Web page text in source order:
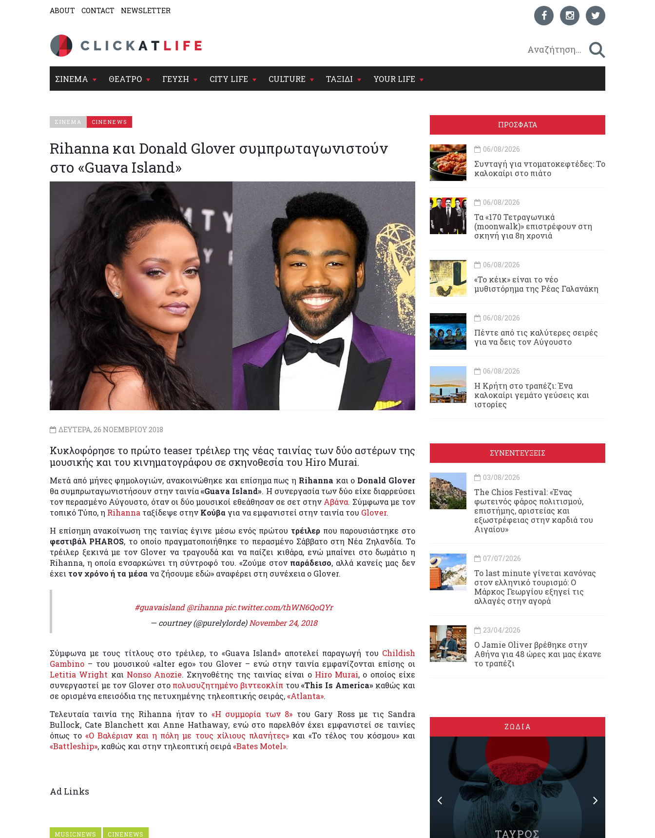
ABOUT CONTACT NEWSLETTER
ΣΙΝΕΜΑ ΘΕΑΤΡΟ ΓΕΥΣΗ CITY LIFE CULTURE ΤΑΞΙΔΙ YOUR LIFE
ΣΙΝΕΜΑ CINENEWS
Rihanna και Donald Glover συμπρωταγωνιστούν
στο «Guava Island»
ΔΕΥΤΕΡΑ, 26 ΝΟΕΜΒΡΙΟΥ 2018
Κυκλοφόρησε το πρώτο teaser τρέιλερ της νέας ταινίας των δύο αστέρων της
μουσικής και του κινηματογράφου σε σκηνοθεσία του Hiro Murai.
Μετά από μήνες φημολογιών, ανακοινώθηκε και επίσημα πως η Rihanna και ο Donald Glover
θα συμπρωταγωνιστήσουν στην ταινία«Guava Island». Η συνεργασία των δύο είχε διαρρεύσει
τον περασμένο Αύγουστο, όταν οι δύο μουσικοί εθεάθησαν σε σετ στην Αβάνα. Σύμφωνα με τον
τοπικό Τύπο, η Rihanna ταξίδεψε στην Κούβα για να εμφανιστεί στην ταινία του Glover.
Η επίσημη ανακοίνωση της ταινίας έγινε μέσω ενός πρώτου τρέιλερ που παρουσιάστηκε στο
φεστιβάλ PHAROS, το οποίο πραγματοποιήθηκε το περασμένο Σάββατο στη Νέα Ζηλανδία. Το
τρέιλερ ξεκινά με τον Glover να τραγουδά και να παίζει κιθάρα, ενώ μπαίνει στο δωμάτιο η
Rihanna, η οποία ενσαρκώνει τη σύντροφό του. «Ζούμε στον παράδεισο, αλλά κανείς μας δεν
έχει τον χρόνο ή τα μέσα να ζήσουμε εδώ» αναφέρει στη συνέχεια ο Glover.
#guavaisland @rihanna pic.twitter.com/thWN6QoQYr
— courtney (@purelylorde) November 24, 2018
Σύμφωνα με τους τίτλους στο τρέιλερ, το «Guava Island» αποτελεί παραγωγή του Childish
Gambino – του μουσικού «alter ego» του Glover – ενώ στην ταινία εμφανίζονται επίσης οι
Letitia Wright και Nonso Anozie. Σκηνοθέτης της ταινίας είναι ο Hiro Murai, ο οποίος είχε
συνεργαστεί με τον Glover στο πολυσυζητημένο βιντεοκλίπ του«This Is America»καθώς και
σε ορισμένα επεισόδια της πετυχημένης τηλεοπτικής σειράς,«Atlanta».
Τελευταία ταινία της Rihanna ήταν το «Η συμμορία των 8» του Gary Ross με τις Sandra
Bullock, Cate Blanchett και Anne Hathaway, ενώ στο παρελθόν έχει εμφανιστεί σε ταινίες
όπως το«Ο Βαλέριαν και η πόλη με τους χίλιους πλανήτες»και «Το τέλος του κόσμου» και
«Battleship», καθώς και στην τηλεοπτική σειρά«Bates Motel».
Ad Links
MUSICNEWS CINENEWS
ΠΡΟΣΦΑΤΑ
06/08/2026
Συνταγή για ντοματοκεφτέδες: Το
καλοκαίρι στο πιάτο
06/08/2026
Τα «170 Τετραγωνικά
(moonwalk)» επιστρέφουν στη
σκηνή για 8η χρονιά
06/08/2026
«Το κέικ» είναι το νέο
μυθιστόρημα της Ρέας Γαλανάκη
06/08/2026
Πέντε από τις καλύτερες σειρές
για να δεις τον Αύγουστο
06/08/2026
Η Κρήτη στο τραπέζι: Ένα
καλοκαίρι γεμάτο γεύσεις και
ιστορίες
ΣΥΝΕΝΤΕΥΞΕΙΣ
03/08/2026
Τhe Chios Festival: «Ένας
φωτεινός φάρος πολιτισμού,
επιστήμης, αριστείας και
εξωστρέφειας στην καρδιά του
Αιγαίου»
07/07/2026
Το last minute γίνεται κανόνας
στον ελληνικό τουρισμό: Ο
Μάρκος Γεωργίου εξηγεί τις
αλλαγές στην αγορά
23/04/2026
Ο Jamie Oliver βρέθηκε στην
Αθήνα για 48 ώρες και μας έκανε
το τραπέζι
ΖΩΔΙΑ